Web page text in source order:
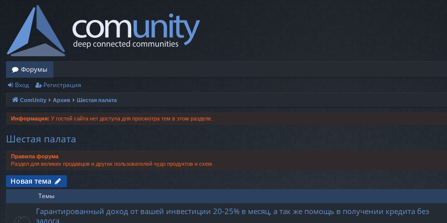
Форумы
Вход Регистрация
ComUnity Архив Шестая палата
Информация: У гостей сайта нет доступа для просмотра тем в этом разделе.
Шестая палата
Правила форума
Раздел для великих продавцов и других пользователей чудо продуктов и схем.
Новая тема
Темы
Гарантированный доход от вашей инвестиции 20-25% в месяц, а так же помощь в получении кредита без
залога.